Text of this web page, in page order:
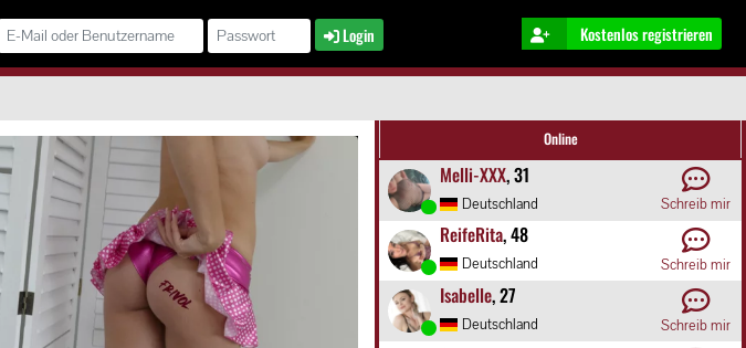
Login Kostenlos registrieren
Online
Melli-XXX, 31
Deutschland Schreib mir
ReifeRita, 48
Deutschland Schreib mir
Isabelle, 27
Deutschland Schreib mir